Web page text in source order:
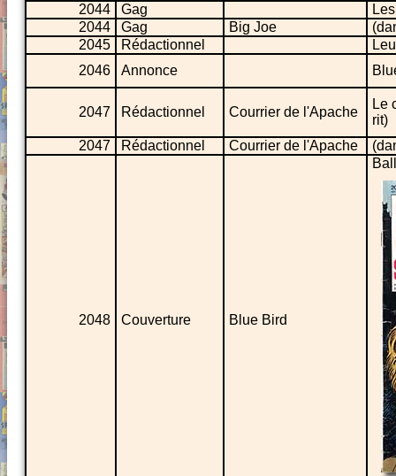
2044
Gag
2044
Gag Big Joe
2045
Rédactionnel
2046
Annonce
2047 Rédactionnel Courrier de l'Apache
Le
rit)
2047
Rédactionnel Courrier de l'Apache
2048 Couverture Blue Bird